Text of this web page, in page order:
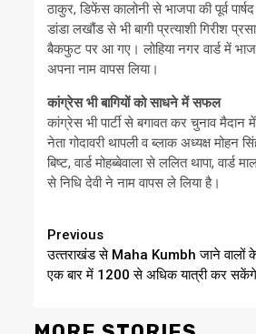
ठाकुर, डिफेंस कालोनी से भाजपा की पूर्व
डांडा लखौंड से भी बागी प्रत्याशी गिरीश
बैकफुट पर आ गए। लोहिया नगर वार्ड में
अपना नाम वापस लिया।
कांग्रेस भी बागियों को साधने में सफल
कांग्रेस भी पार्टी से बगावत कर चुनाव
नेता गोदावरी थापली व ब्लाक अध्यक्ष मोहन
बिष्ट, वार्ड मोहब्बेवाला से ललित थापा,
से निधि देवी ने नाम वापस ले लिया है।
Continue
Reading
Previous
उत्‍तराखंड से Maha Kumbh जाने वालों
एक बार में 1200 से अधिक यात्री कर सकेंगे